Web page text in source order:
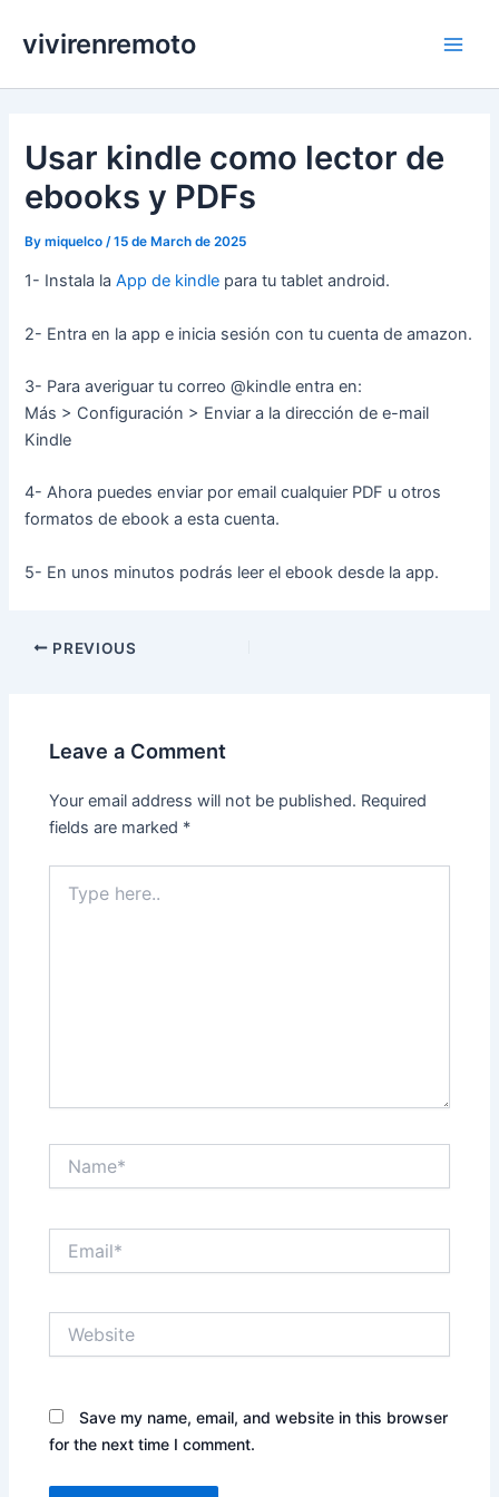
vivirenremoto
Usar kindle como lector de
ebooks y PDFs
Bymiquelco /15 de March de 2025
1- Instala laApp de kindle para tu tablet android.
2- Entra en la app e inicia sesión con tu cuenta de amazon.
3- Para averiguar tu correo @kindle entra en:
Más > Configuración > Enviar a la dirección de e-mail
Kindle
4- Ahora puedes enviar por email cualquier PDF u otros
formatos de ebook a esta cuenta.
5- En unos minutos podrás leer el ebook desde la app.
Post
PREVIOUS
Leave a Comment
Your email address will not be published. Required
fields are marked *
here..
Save my name, email, and website in this browser
for the next time I comment.